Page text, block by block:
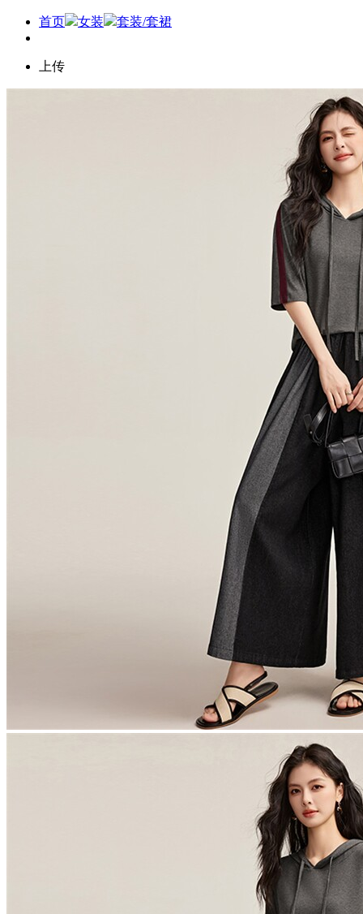
首页 女装 套装/套裙
上传